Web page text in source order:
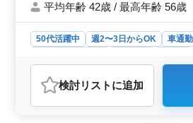
平均年齢 42歳 / 最高年齢 56歳
50代活躍中 週2〜3日からOK 車通
医療事務・受付
おすすめポイント
＜働きやすさ＞ 中高年の方々が活
検討リスト に追加